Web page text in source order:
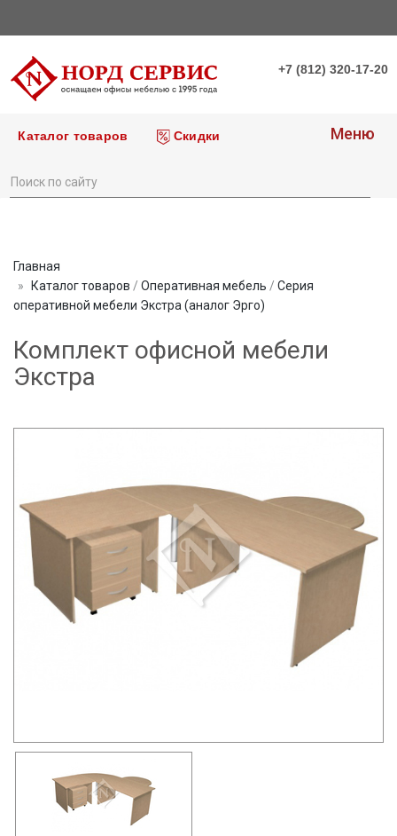
+7 (812) 320-17-20
Каталог товаров Скидки Меню
Главная
Каталог товаров / Оперативная мебель / Серия
оперативной мебели Экстра (аналог Эрго)
Комплект офисной мебели
Экстра